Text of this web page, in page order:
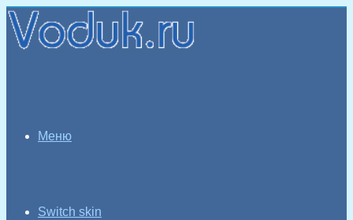
Меню
Switch skin